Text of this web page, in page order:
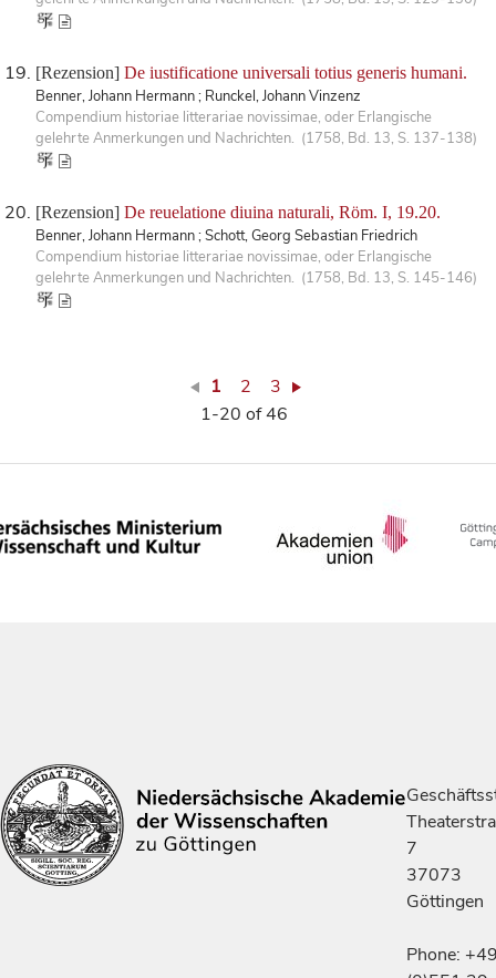
[Rezension] De iustificatione universali totius generis humani.
Benner, Johann Hermann ; Runckel, Johann Vinzenz
Compendium historiae litterariae novissimae, oder Erlangische
gelehrte Anmerkungen und Nachrichten. (1758, Bd. 13, S. 137-138)
[Rezension] De reuelatione diuina naturali, Röm. I, 19.20.
Benner, Johann Hermann ; Schott, Georg Sebastian Friedrich
Compendium historiae litterariae novissimae, oder Erlangische
gelehrte Anmerkungen und Nachrichten. (1758, Bd. 13, S. 145-146)
1 2
3
1-20 of 46
7
37073
Göttingen
Phone: